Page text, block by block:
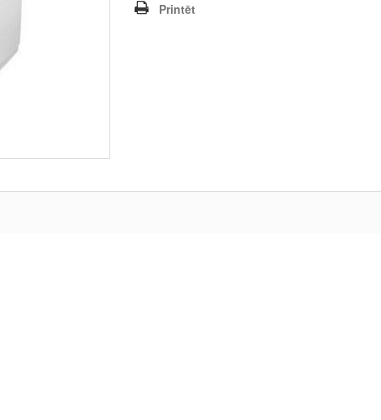
Printēt